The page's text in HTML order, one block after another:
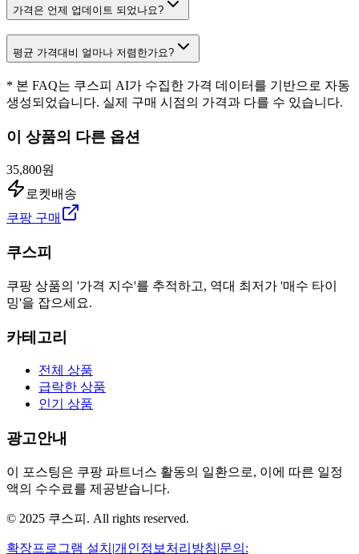
가격은 언제 업데이트 되었나요?
평균 가격대비 얼마나 저렴한가요?
* 본 FAQ는 쿠스피 AI가 수집한 가격 데이터를 기반으로 자동
생성되었습니다. 실제 구매 시점의 가격과 다를 수 있습니다.
이 상품의 다른 옵션
35,800원
로켓배송
쿠팡 구매
쿠스피
쿠팡 상품의 '가격 지수'를 추적하고, 역대 최저가 '매수 타이
밍'을 잡으세요.
카테고리
전체 상품
급락한 상품
인기 상품
광고안내
이 포스팅은 쿠팡 파트너스 활동의 일환으로, 이에 따른 일정
액의 수수료를 제공받습니다.
© 2025 쿠스피. All rights reserved.
확장프로그램 설치 |개인정보처리방침|문의: